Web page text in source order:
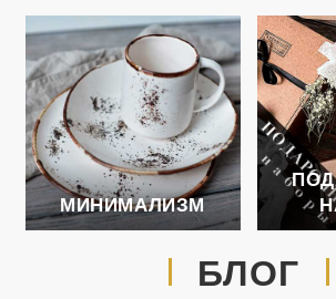
МИНИМАЛИЗМ
БЛОГ